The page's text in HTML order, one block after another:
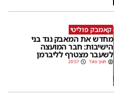
קאמבק פוליטי
מחדש את המאבק נגד בני
הישיבות: חבר המועצה
לשעבר מצטרף לליברמן
חנוך פוגל 20:57